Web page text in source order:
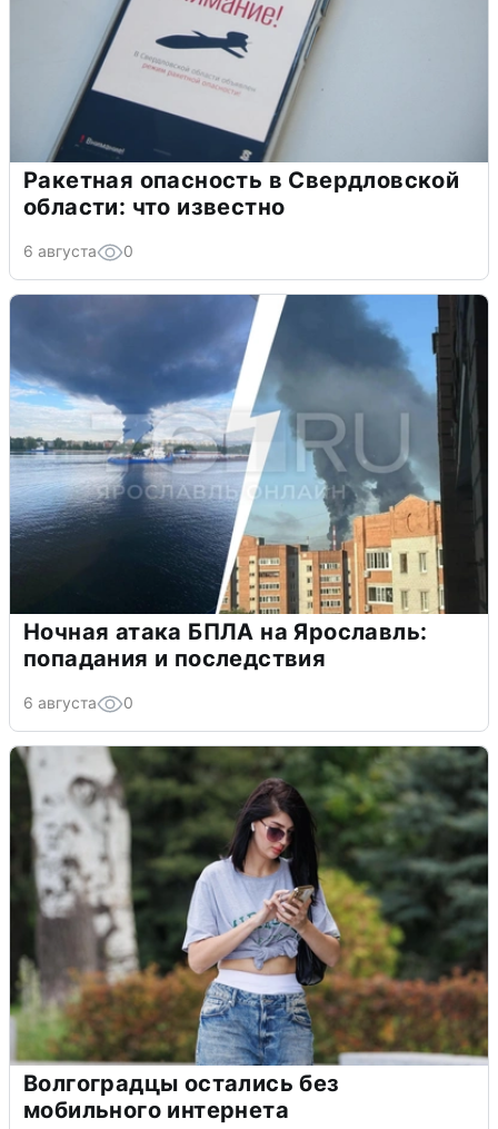
Ракетная опасность в Свердловской
области: что известно
6 августа 0
Ночная атака БПЛА на Ярославль:
попадания и последствия
6 августа 0
Волгоградцы остались без
мобильного интернета